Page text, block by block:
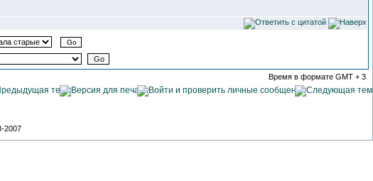
Время в формате GMT + 3
2007